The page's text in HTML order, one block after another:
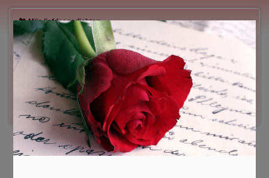
Mijn liefdesgedichten
Gebruiker:
Wachtwoord:
Inloggen!
Registreren Gegevens kwijt?